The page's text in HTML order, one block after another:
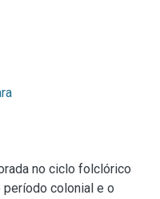
no ciclo folclórico
colonial e o